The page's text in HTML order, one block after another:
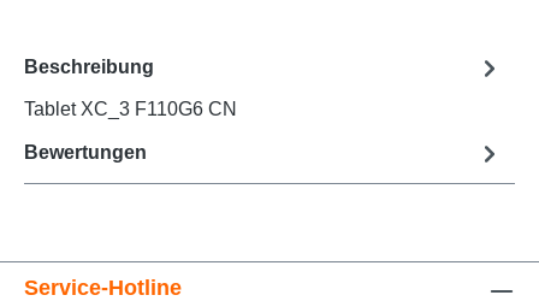
Beschreibung
Tablet XC_3 F110G6 CN
Bewertungen
Service-Hotline